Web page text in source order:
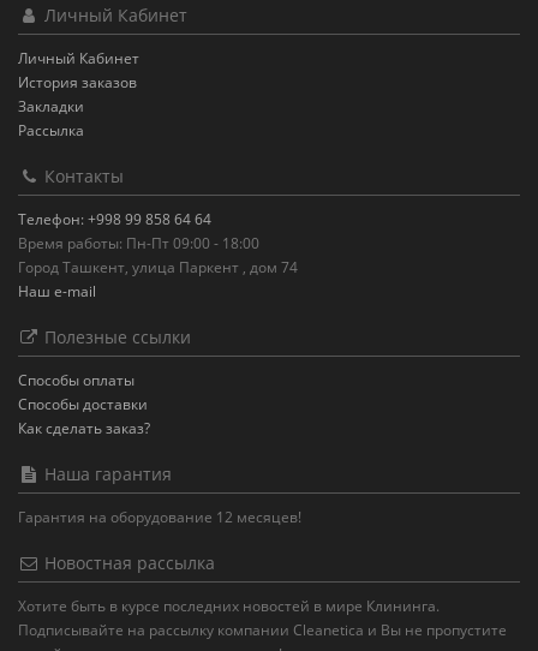
Личный Кабинет
Личный Кабинет
История заказов
Закладки
Рассылка
Контакты
Телефон: +998 99 858 64 64
Время работы: Пн-Пт 09:00 - 18:00
Город Ташкент, улица Паркент , дом 74
Наш e-mail
Полезные ссылки
Способы оплаты
Способы доставки
Как сделать заказ?
Наша гарантия
Гарантия на оборудование 12 месяцев!
Новостная рассылка
Хотите быть в курсе последних новостей в мире Клининга.
Подписывайте на рассылку компании Cleanetica и Вы не пропустите